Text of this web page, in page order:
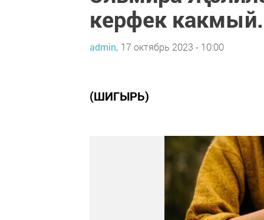
керфек
admin, 17 октябрь 2023 - 10:00
(ШИГЫРЬ)